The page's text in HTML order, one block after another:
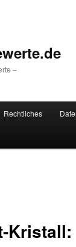
–
Rechtliches
Kristall: